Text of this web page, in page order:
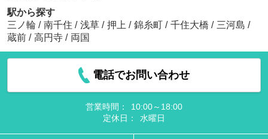
駅から探す
三ノ輪 / 南千住 / 浅草 / 押上 / 錦糸町 / 千住大橋 / 三河島 /
蔵前 / 高円寺 / 両国
電話でお問い合わせ
営業時間：
10:00～18:00
定休日：
水曜日